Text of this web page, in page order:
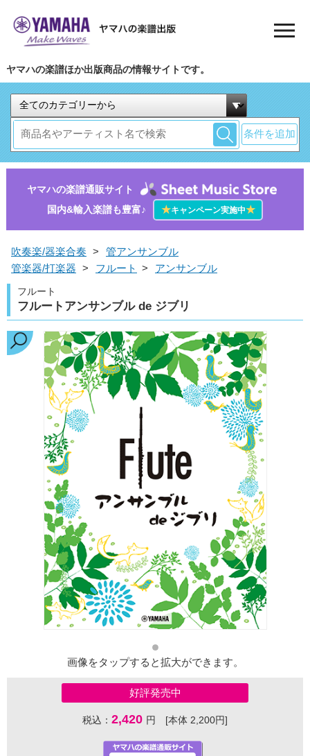
ヤマハの楽譜ほか出版商品の情報サイトです。
条件を追加
ヤマハの楽譜通販サイト
国内&輸入楽譜も豊富♪
★キャンペーン実施中★
吹奏楽/器楽合奏 >
管アンサンブル
管楽器/打楽器 > フルート > アンサンブル
フルート
フルートアンサンブル de ジブリ
画像をタップすると拡大ができます。
好評発売中
税込： 2,420 円 [本体 2,200円]